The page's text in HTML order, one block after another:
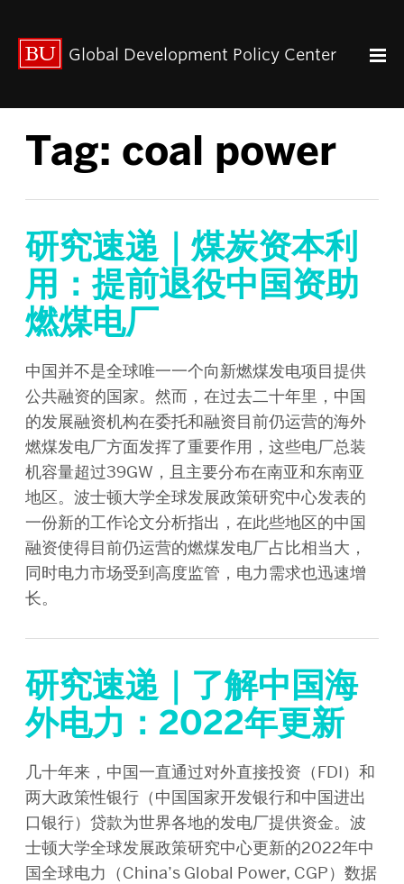
关于我们
联系我们
Paul Streeten 讲座
中心架构
数据资源
中国与全球发展
人力资本
全球经济治理
中心团队
中心领导
研究团队
GDP IN ENGLISH
Global Development Policy Center
Tag: coal power
研究速递｜煤炭资本利
用：提前退役中国资助
燃煤电厂
中国并不是全球唯一一个向新燃煤发电项目提供
公共融资的国家。然而，在过去二十年里，中国
的发展融资机构在委托和融资目前仍运营的海外
燃煤发电厂方面发挥了重要作用，这些电厂总装
机容量超过39GW，且主要分布在南亚和东南亚
地区。波士顿大学全球发展政策研究中心发表的
一份新的工作论文分析指出，在此些地区的中国
融资使得目前仍运营的燃煤发电厂占比相当大，
同时电力市场受到高度监管，电力需求也迅速增
长。
研究速递｜了解中国海
外电力：2022年更新
几十年来，中国一直通过对外直接投资（FDI）和
两大政策性银行（中国国家开发银行和中国进出
口银行）贷款为世界各地的发电厂提供资金。波
士顿大学全球发展政策研究中心更新的2022年中
国全球电力（China’s Global Power, CGP）数据